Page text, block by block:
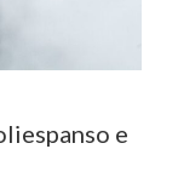
e